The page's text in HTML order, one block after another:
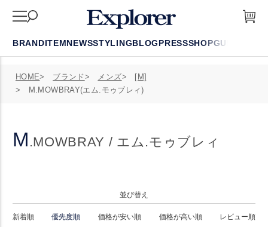
BRANDITEMNEWSSTYLINGBLOGPRESSSHOPGUIDE
HOME ブランド メンズ
[M]
M.MOWBRAY(エム.モゥブレィ)
M .MOWBRAY / エム.モゥブレィ
並び替え
新着順 優先度順 価格が安い順 価格が高い順 レビュー順